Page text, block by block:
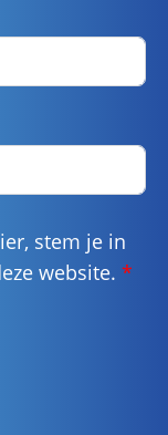
stem je in
website. *